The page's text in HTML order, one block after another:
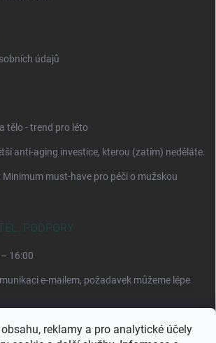
reklamy a pro analytické účely
údajů
tělo - trend pro léto
anti-aging investice, kterou (zatím) neděláte.
must-have pro péči o mužskou
PODPORY
16:00
e-mailem, požadavek můžeme lépe